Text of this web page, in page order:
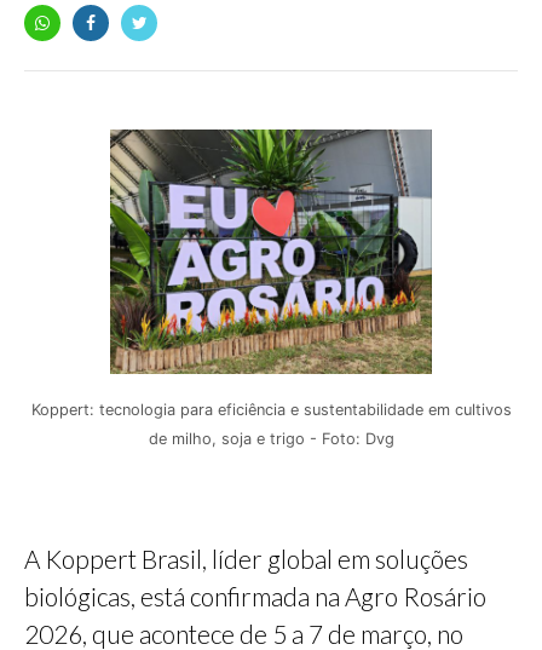
Koppert: tecnologia para eficiência e sustentabilidade em cultivos
de milho, soja e trigo - Foto: Dvg
A Koppert Brasil, líder global em soluções
biológicas, está confirmada na Agro Rosário
2026, que acontece de 5 a 7 de março, no